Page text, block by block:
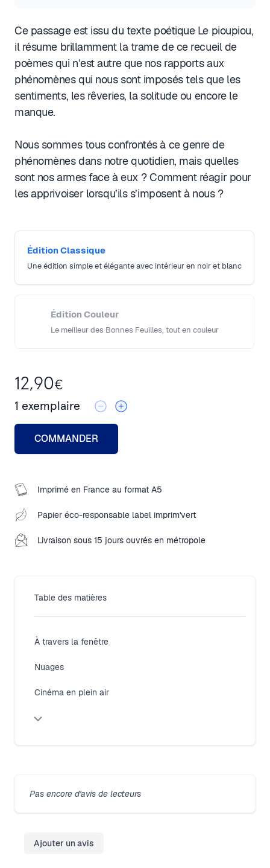
Ce passage est issu du texte poétique Le pioupiou,
il résume brillamment la trame de ce recueil de
poèmes qui n’est autre que nos rapports aux
phénomènes qui nous sont imposés tels que les
sentiments, les rêveries, la solitude ou encore le
manque.
Nous sommes tous confrontés à ce genre de
phénomènes dans notre quotidien, mais quelles
sont nos armes face à eux ? Comment réagir pour
les apprivoiser lorsqu’ils s’imposent à nous ?
Édition Classique
Une édition simple et élégante avec intérieur en noir et blanc
Édition Couleur
Le meilleur des Bonnes Feuilles, tout en couleur
12,90€
1 exemplaire
COMMANDER
Imprimé en France au format A5
Papier éco-responsable label imprim'vert
Livraison sous 15 jours ouvrés en métropole
Table des matières
À travers la fenêtre
Nuages
Cinéma en plein air
Pas encore d'avis de lecteurs
Ajouter un avis
Close modal